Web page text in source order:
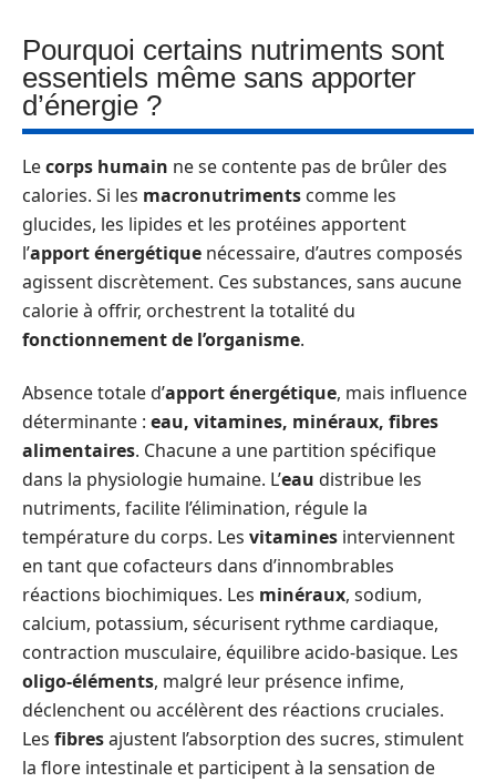
Pourquoi certains nutriments sont
essentiels même sans apporter
d’énergie ?
Lecorps humain ne se contente pas de brûler des
calories. Si les macronutriments comme les
glucides, les lipides et les protéines apportent
l’apport énergétique nécessaire, d’autres composés
agissent discrètement. Ces substances, sans aucune
calorie à offrir, orchestrent la totalité du
fonctionnement de l’organisme.
Absence totale d’apport énergétique, mais influence
déterminante : eau, vitamines, minéraux, fibres
alimentaires. Chacune a une partition spécifique
dans la physiologie humaine. L’eau distribue les
nutriments, facilite l’élimination, régule la
température du corps. Les vitamines interviennent
en tant que cofacteurs dans d’innombrables
réactions biochimiques. Les minéraux, sodium,
calcium, potassium, sécurisent rythme cardiaque,
contraction musculaire, équilibre acido-basique. Les
oligo-éléments, malgré leur présence infime,
déclenchent ou accélèrent des réactions cruciales.
Les fibresajustent l’absorption des sucres, stimulent
la flore intestinale et participent à la sensation de